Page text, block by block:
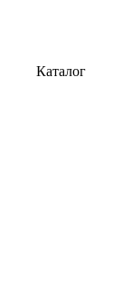
Каталог